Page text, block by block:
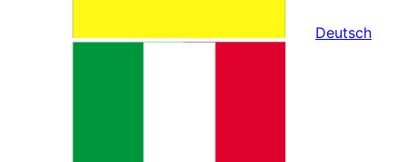
Deutsch